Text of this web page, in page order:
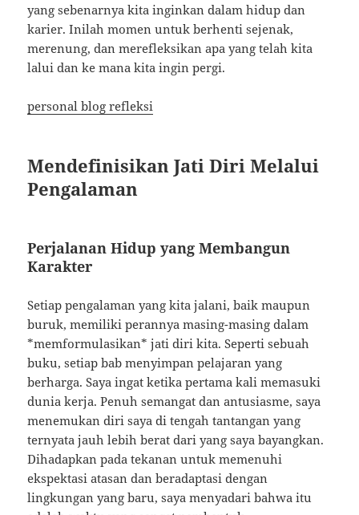
yang sebenarnya kita inginkan dalam hidup dan
karier. Inilah momen untuk berhenti sejenak,
merenung, dan merefleksikan apa yang telah kita
lalui dan ke mana kita ingin pergi.
personal blog refleksi
Mendefinisikan Jati Diri Melalui
Pengalaman
Perjalanan Hidup yang Membangun
Karakter
Setiap pengalaman yang kita jalani, baik maupun
buruk, memiliki perannya masing-masing dalam
*memformulasikan* jati diri kita. Seperti sebuah
buku, setiap bab menyimpan pelajaran yang
berharga. Saya ingat ketika pertama kali memasuki
dunia kerja. Penuh semangat dan antusiasme, saya
menemukan diri saya di tengah tantangan yang
ternyata jauh lebih berat dari yang saya bayangkan.
Dihadapkan pada tekanan untuk memenuhi
ekspektasi atasan dan beradaptasi dengan
lingkungan yang baru, saya menyadari bahwa itu